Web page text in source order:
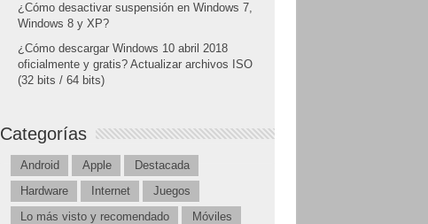
¿Cómo desactivar suspensión en Windows 7,
Windows 8 y XP?
¿Cómo descargar Windows 10 abril 2018
oficialmente y gratis? Actualizar archivos ISO
(32 bits / 64 bits)
Categorías
Android Apple
Destacada
Hardware
Internet
Juegos
Lo más visto y recomendado
Móviles